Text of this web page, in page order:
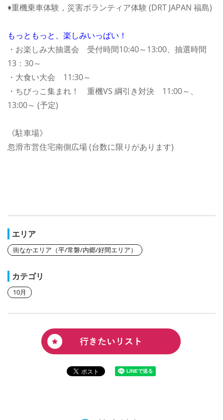
♦重機乗車体験，災害ボランティア体験 (DRT JAPAN 福島)
もっともっと、楽しみいっぱい！
・お楽しみ大抽選会 受付時間10:40～13:00、抽選時間
13：30～
・大食い大会 11:30～
・ちびっこ集まれ！ 重機VS 綱引き対決 11:00～、
13:00～ (予定)
《駐車場》
忽滑市営住宅南側広場 (台数に限りがあります)
エリア
街なかエリア（平/常磐/内郷/好間エリア）
カテゴリ
10月